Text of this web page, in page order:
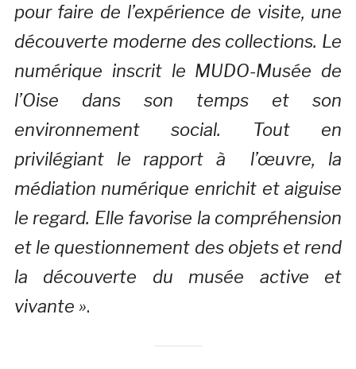
pour faire de l’expérience de visite, une
découverte moderne des collections. Le
numérique inscrit le MUDO-Musée de
l’Oise dans son temps et son
environnement social. Tout en
privilégiant le rapport à l’œuvre, la
médiation numérique enrichit et aiguise
le regard. Elle favorise la compréhension
et le questionnement des objets et rend
la découverte du musée active et
vivante ».